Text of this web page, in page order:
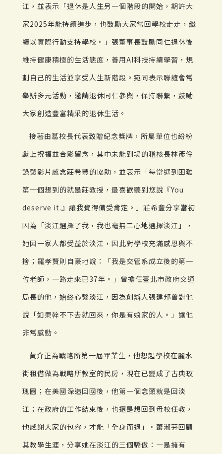
江，並表示「退休是人生另一個階段的開始，期許大
家2025年能持續進步，也鼓勵大家常回學校走走，繼
續以實際行動支持學校。」張董事長鼓勵同仁退休後
維持健康積極的生活態度，善用AI科技持續學習，規
劃自己的生活並享受人生新階段。宛同表示聯誼會常
舉辦多元活動，邀請退休同仁參與，保持聯繫，鼓勵
大家創造豐富精采的退休生活。
接著由葛校長代表致贈紀念獎牌，所屬單位也紛紛
獻上祝福並合影留念，其中未能到場的稽核長林彥伶
錄製影片感念莊希豐的協助，並表示「每當遇到困難
第一個想到的就是莊教授，最喜歡聽到您說『You
deserve it.』讓我覺得備受肯定。」莊希豐分享當初
因為「淡江選擇了我，我也毫無二心地選擇淡江」，
她因一家人都受益於淡江，因此對學校充滿感恩與不
捨；羅孝賢則自豪地說：「我是交管系成立後的第一
位老師，一路走來已37年。」曾擔任臺北市政府交通
局長的他，始終心繫淡江，因為創辦人張建邦曾對他
說「如果幹不下去就回來，你是有娘家的人。」讓他
非常感動。
黃介正為戰略所第一屆畢業生，他想起學校在麗水
街租借做為戰略所教室的民房，現在已變成了古典玫
瑰園；在美國深造回國後，他第一個念頭就是回淡
江；在政府的工作結束後，也還是想回到母校任教，
他感謝大家的包容，才能「全身而退」。蕭淑芬回顧
其教學生涯，分享她在淡江的三個驕傲：一是擁有